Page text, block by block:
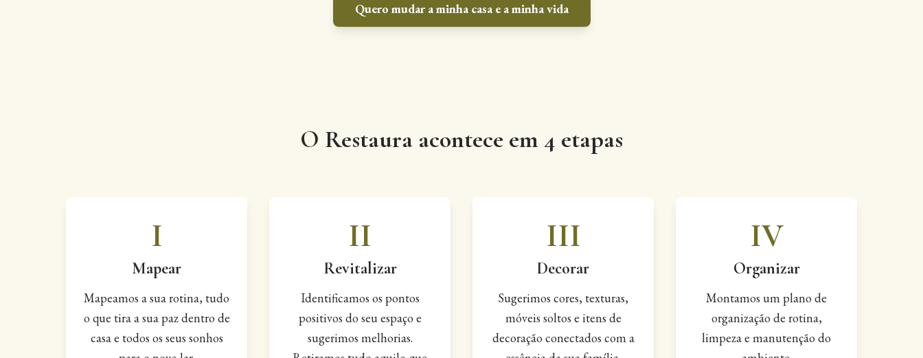
Quero mudar a minha casa e a minha vida
O Restaura acontece em 4 etapas
I
Mapear
Mapeamos a sua rotina, tudo
o que tira a sua paz dentro de
casa e todos os seus sonhos
II
Revitalizar
Identificamos os pontos
positivos do seu espaço e
sugerimos melhorias.
III
Decorar
Sugerimos cores, texturas,
móveis soltos e itens de
decoração conectados com a
IV
Organizar
Montamos um plano de
organização de rotina,
limpeza e manutenção do